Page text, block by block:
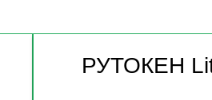
РУТОКЕН